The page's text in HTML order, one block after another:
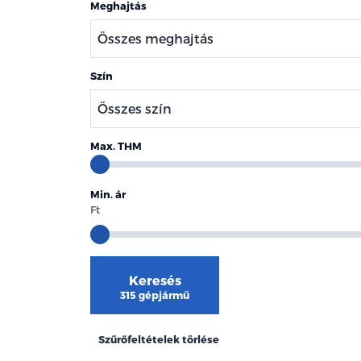
Meghajtás
Szín
Max. THM
Min. ár
Ft
Keresés
315 gépjármű
Szűrőfeltételek törlése